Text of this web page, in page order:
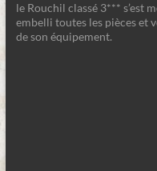
le Rouchil classé 3*** s’est
embelli toutes les pièces et
de son équipement.